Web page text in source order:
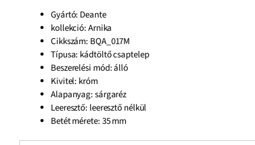
Gyártó: Deante
kollekció: Arnika
Cikkszám: BQA_017M
Típusa: kádtöltő csaptelep
Beszerelési mód: álló
Kivitel: króm
Alapanyag: sárgaréz
Leeresztő: leeresztő nélkül
Betét mérete: 35 mm